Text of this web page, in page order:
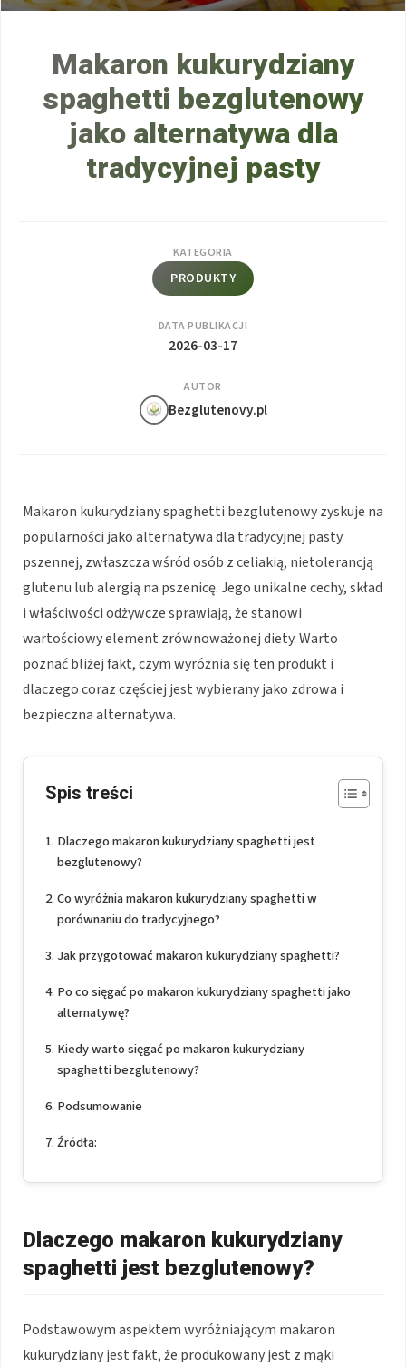
Makaron kukurydziany
spaghetti bezglutenowy
jako alternatywa dla
tradycyjnej pasty
KATEGORIA
PRODUKTY
DATA PUBLIKACJI
2026-03-17
AUTOR
Bezglutenovy.pl
Makaron kukurydziany spaghetti bezglutenowy zyskuje na
popularności jako alternatywa dla tradycyjnej pasty
pszennej, zwłaszcza wśród osób z celiakią, nietolerancją
glutenu lub alergią na pszenicę. Jego unikalne cechy, skład
i właściwości odżywcze sprawiają, że stanowi
wartościowy element zrównoważonej diety. Warto
poznać bliżej fakt, czym wyróżnia się ten produkt i
dlaczego coraz częściej jest wybierany jako zdrowa i
bezpieczna alternatywa.
Spis treści
Dlaczego makaron kukurydziany spaghetti jest
bezglutenowy?
Co wyróżnia makaron kukurydziany spaghetti w
porównaniu do tradycyjnego?
Jak przygotować makaron kukurydziany spaghetti?
Po co sięgać po makaron kukurydziany spaghetti jako
alternatywę?
Kiedy warto sięgać po makaron kukurydziany
spaghetti bezglutenowy?
Podsumowanie
Źródła:
Dlaczego makaron kukurydziany
spaghetti jest bezglutenowy?
Podstawowym aspektem wyróżniającym makaron
kukurydziany jest fakt, że produkowany jest z mąki